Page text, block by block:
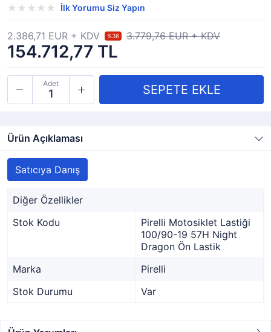
İlk Yorumu Siz Yapın
154.712,77 TL
2.386,71 EUR + KDV %36 3.779,76 EUR + KDV
Adet
Ürün Açıklaması
Satıcıya Danış
Diğer Özellikler
Stok Kodu
Pirelli Motosiklet Lastiği
100/90-19 57H Night
Dragon Ön Lastik
Marka
Pirelli
Stok Durumu
Var